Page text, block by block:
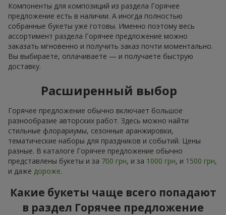
Компоненты для композиций из раздела Горячее
предложение есть в наличии. А иногда полностью
собранные букеты уже готовы. Именно поэтому весь
ассортимент раздела Горячее предложение можно
заказать мгновенно и получить заказ почти моментально.
Вы выбираете, оплачиваете — и получаете быструю
доставку.
Расширенный выбор
Горячее предложение обычно включает большое
разнообразие авторских работ. Здесь можно найти
стильные флорариумы, сезонные аранжировки,
тематические наборы для праздников и событий. Цены
разные. В каталоге Горячее предложение обычно
представлены букеты и за 700 грн, и за 1000 грн, и 1500 грн,
и даже дороже.
Какие букеты чаще всего попадают
в раздел Горячее предложение